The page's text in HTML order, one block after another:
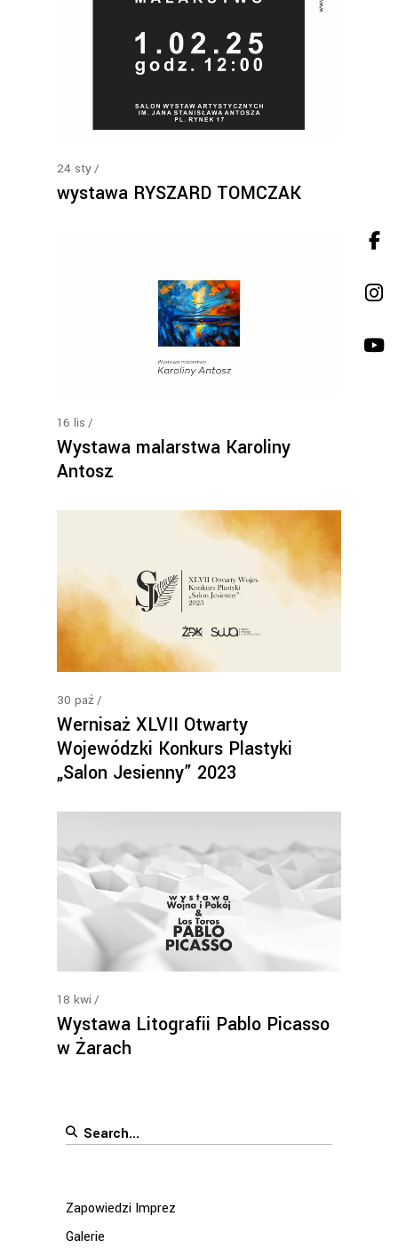
24 sty
wystawa RYSZARD TOMCZAK
16 lis
Wystawa malarstwa Karoliny
Antosz
30 paź
Wernisaż XLVII Otwarty
Wojewódzki Konkurs Plastyki
„Salon Jesienny” 2023
18 kwi
Wystawa Litografii Pablo Picasso
w Żarach
Search
Zapowiedzi Imprez
Galerie